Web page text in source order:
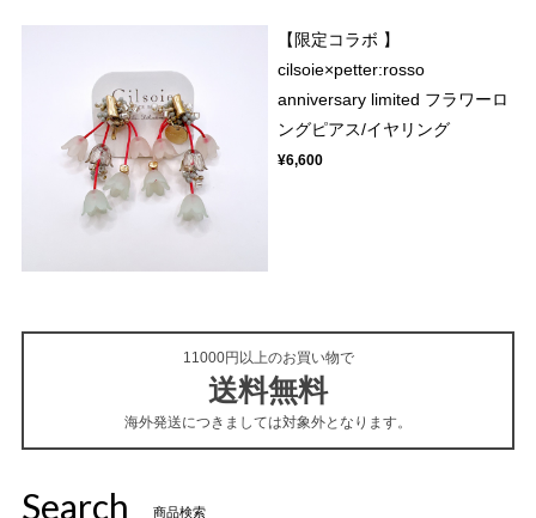
【限定コラボ 】
cilsoie×petter:rosso
anniversary limited フラワーロ
ングピアス/イヤリング
¥6,600
11000円以上のお買い物で
送料無料
海外発送につきましては対象外となります。
Search 商品検索